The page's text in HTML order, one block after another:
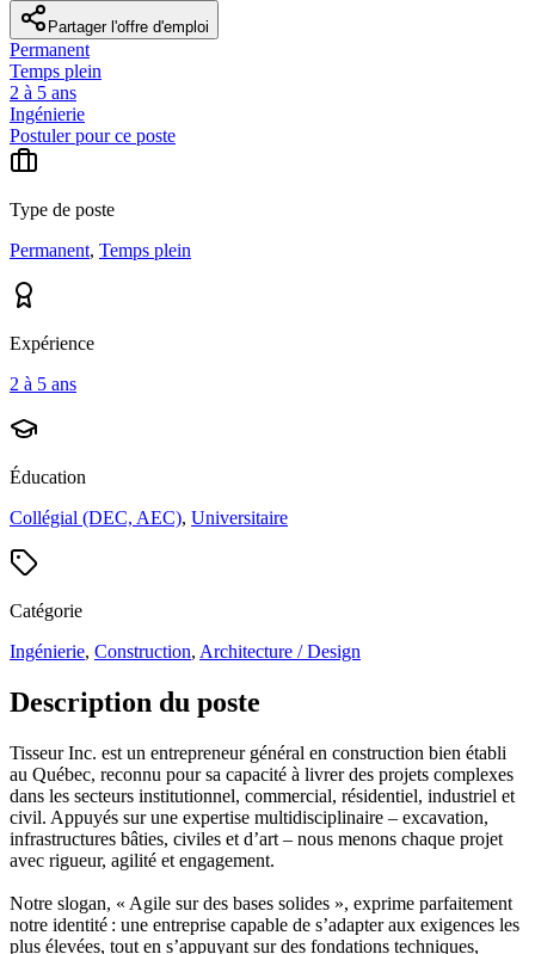
Partager l'offre d'emploi
Permanent
Temps plein
2 à 5 ans
Ingénierie
Postuler pour ce poste
Type de poste
Permanent, Temps plein
Expérience
2 à 5 ans
Éducation
Collégial (DEC, AEC), Universitaire
Catégorie
Ingénierie, Construction, Architecture / Design
Description du poste
Tisseur Inc. est un entrepreneur général en construction bien établi
au Québec, reconnu pour sa capacité à livrer des projets complexes
dans les secteurs institutionnel, commercial, résidentiel, industriel et
civil. Appuyés sur une expertise multidisciplinaire – excavation,
infrastructures bâties, civiles et d’art – nous menons chaque projet
avec rigueur, agilité et engagement.
Notre slogan, « Agile sur des bases solides », exprime parfaitement
notre identité : une entreprise capable de s’adapter aux exigences les
plus élevées, tout en s’appuyant sur des fondations techniques,